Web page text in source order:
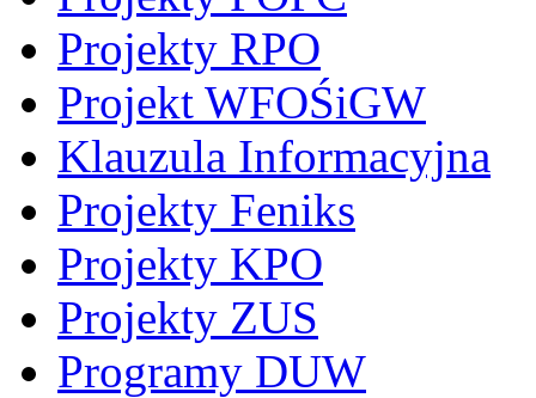
Projekty RPO
Projekt WFOŚiGW
Klauzula Informacyjna
Projekty Feniks
Projekty KPO
Projekty ZUS
Programy DUW